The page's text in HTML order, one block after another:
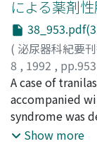
による薬剤
( 泌尿器科紀要
8 , 1992 ,
藤井, 靖久;遠坂,
Yasuhisa;
Koide, Tadashi
A case of
accompanied
syndrome was
been taking
Show more